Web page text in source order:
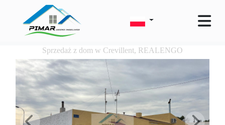
Sprzedaż z dom w Crevillent, REALENGO